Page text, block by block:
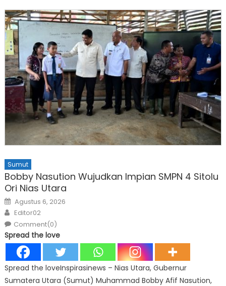
Sumut
Bobby Nasution Wujudkan Impian SMPN 4 Sitolu
Ori Nias Utara
Posted
on
Agustus 6, 2026
Author
Editor02
Comment(0)
Spread the love
Spread the loveInspirasinews – Nias Utara, Gubernur
Sumatera Utara (Sumut) Muhammad Bobby Afif Nasution,